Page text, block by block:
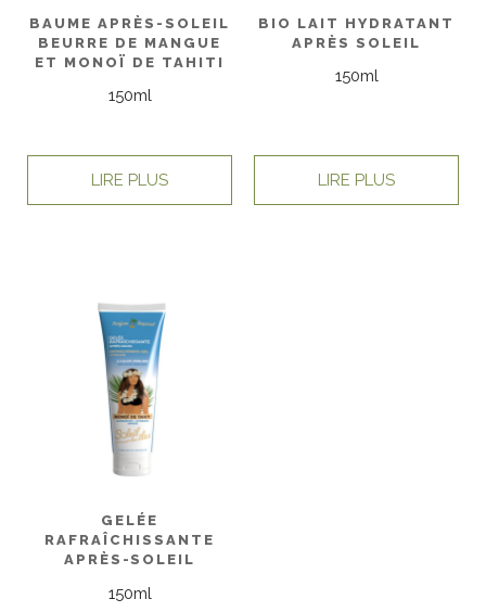
BAUME APRÈS-SOLEIL
BEURRE DE MANGUE
ET MONOÏ DE TAHITI
150ml
LIRE PLUS
BIO LAIT HYDRATANT
APRÈS SOLEIL
150ml
LIRE PLUS
GELÉE
RAFRAÎCHISSANTE
APRÈS-SOLEIL
150ml